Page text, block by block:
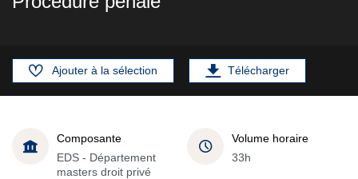
Ajouter à la sélection Télécharger
Composante
EDS - Département
masters droit privé
Volume horaire
33h